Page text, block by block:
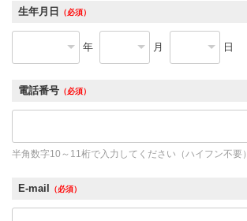
生年月日 （必須）
年 月 日
電話番号 （必須）
半角数字10～11桁で入力してください（ハイフン不要）
E-mail （必須）